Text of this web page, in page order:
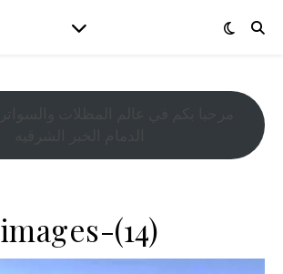
images-(14)